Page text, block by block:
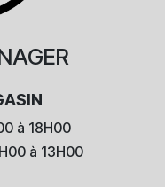
à 18H00
à 13H00